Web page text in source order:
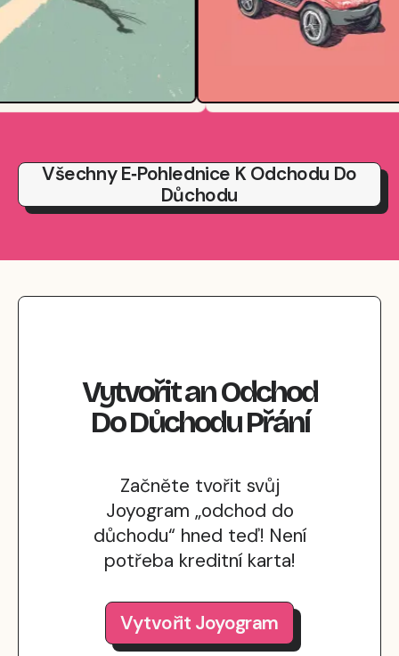
Všechny E‑pohlednice K Odchodu Do
Důchodu
VytvořitanOdchod
Do DůchoduPřání
Začněte tvořit svůj
Joyogram „odchod do
důchodu“ hned teď! Není
potřeba kreditní karta!
Vytvořit Joyogram